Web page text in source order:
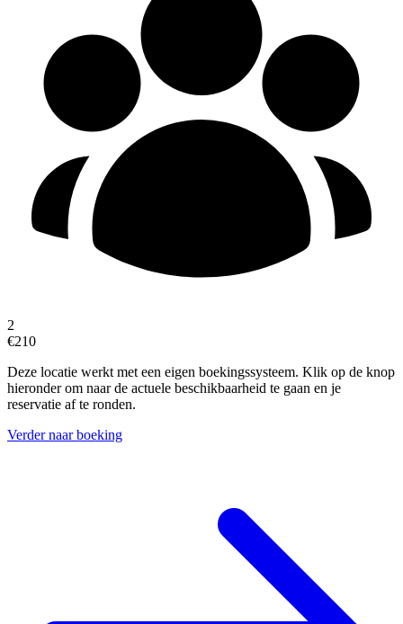
2
€210
Deze locatie werkt met een eigen boekingssysteem. Klik op de knop
hieronder om naar de actuele beschikbaarheid te gaan en je
reservatie af te ronden.
Verder naar boeking